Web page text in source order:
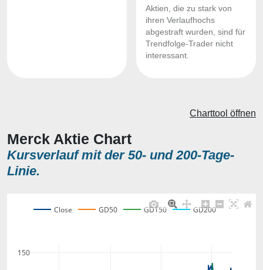
Aktien, die zu stark von
ihren Verlaufhochs
abgestraft wurden, sind für
Trendfolge-Trader nicht
interessant.
Merck Aktie Chart
Kursverlauf mit der 50- und 200-Tage-
Linie.
Charttool öffnen
150
Close GD50 GD150 GD200